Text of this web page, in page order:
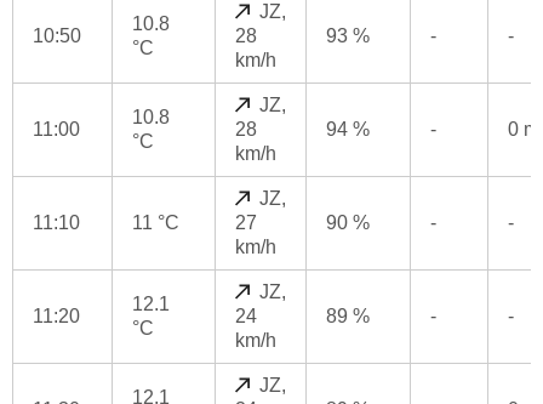
10:50
10.8
°C
JZ,
28
km/h
93 % - -
11:00
10.8
°C
JZ,
28
km/h
94 % - 0
11:10 11 °C
JZ,
27
km/h
90 % - -
11:20
12.1
°C
JZ,
24
km/h
89 % - -
12.1
JZ,